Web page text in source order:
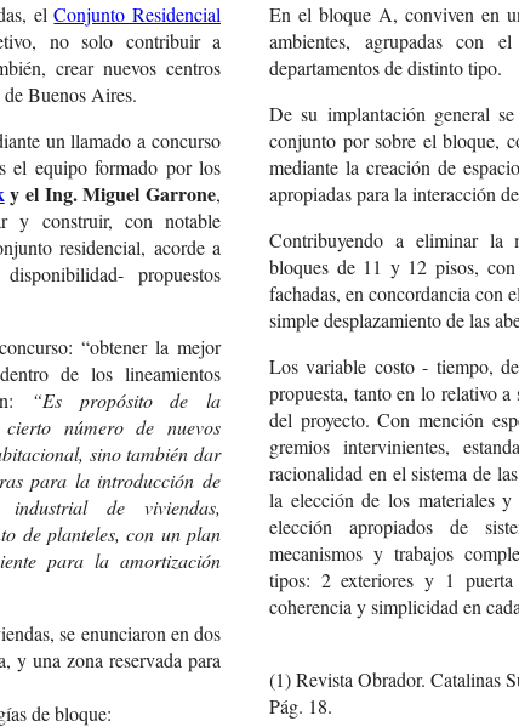
elConjunto Residencial
no solo contribuir a
crear nuevos centros
Buenos Aires.
un llamado a concurso
el equipo formado por los
y el Ing. Miguel Garrone,
y construir, con notable
residencial, acorde a
propuestos
“obtener la mejor
de los lineamientos
“Es propósito de la
número de nuevos
sino también dar
para la introducción de
de viviendas,
de planteles, con un plan
para la amortización
se enunciaron en dos
y una zona reservada para
de bloque:
En el bloque A, conviven en
ambientes, agrupadas con
departamentos de distinto tipo.
De su implantación general
conjunto por sobre el bloque,
mediante la creación de
apropiadas para la interacción
Contribuyendo a eliminar la
bloques de 11 y 12 pisos,
fachadas, en concordancia con
simple desplazamiento de las
Los variable costo - tiempo,
propuesta, tanto en lo relativo
del proyecto. Con mención
gremios intervinientes,
racionalidad en el sistema de
la elección de los materiales
elección apropiados de
mecanismos y trabajos
tipos: 2 exteriores y 1
coherencia y simplicidad en
(1) Revista Obrador. Catalinas
Pág. 18.